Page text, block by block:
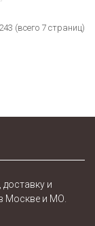
(всего 7 страниц)
и
Москве и МО.